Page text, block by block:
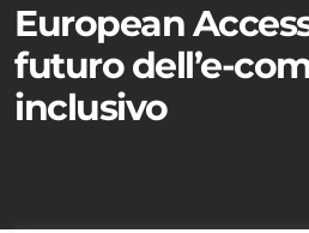
European
futuro dell’e-
inclusivo